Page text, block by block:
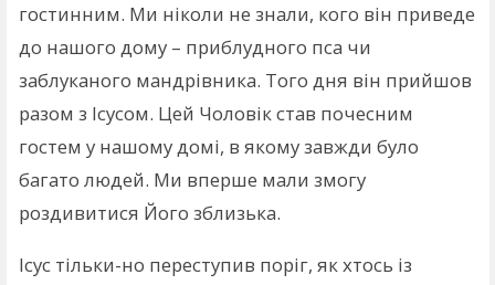
гостинним. Ми ніколи не знали, кого він приведе
до нашого дому – приблудного пса чи
заблуканого мандрівника. Того дня він прийшов
разом з Ісусом. Цей Чоловік став почесним
гостем у нашому домі, в якому завжди було
багато людей. Ми вперше мали змогу
роздивитися Його зблизька.
Ісус тільки-но переступив поріг, як хтось із